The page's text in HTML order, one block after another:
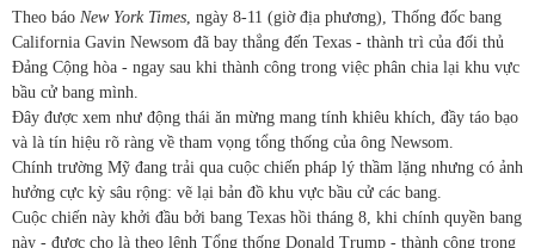
Theo báo New York Times , ngày 8-11 (giờ địa phương), Thống đốc bang
California Gavin Newsom đã bay thẳng đến Texas - thành trì của đối thủ
Đảng Cộng hòa - ngay sau khi thành công trong việc phân chia lại khu vực
bầu cử bang mình.
Đây được xem như động thái ăn mừng mang tính khiêu khích, đầy táo bạo
và là tín hiệu rõ ràng về tham vọng tổng thống của ông Newsom.
Chính trường Mỹ đang trải qua cuộc chiến pháp lý thầm lặng nhưng có ảnh
hưởng cực kỳ sâu rộng: vẽ lại bản đồ khu vực bầu cử các bang.
Cuộc chiến này khởi đầu bởi bang Texas hồi tháng 8, khi chính quyền bang
này - được cho là theo lệnh Tổng thống Donald Trump - thành công trong